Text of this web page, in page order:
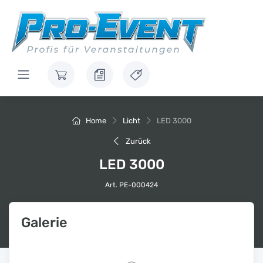
Home Licht LED 3000
Zurück
LED 3000
Art. PE-000424
Galerie